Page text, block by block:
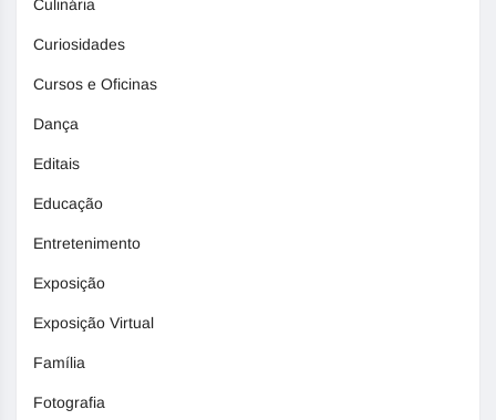
Culinária
Curiosidades
Cursos e Oficinas
Dança
Editais
Educação
Entretenimento
Exposição
Exposição Virtual
Família
Fotografia